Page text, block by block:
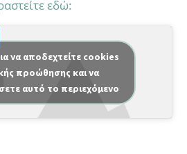
εδώ:
Μ
οι
ρ
α
σ
να αποδεχτείτε cookies
προώθησης και να
αυτό το περιεχόμενο